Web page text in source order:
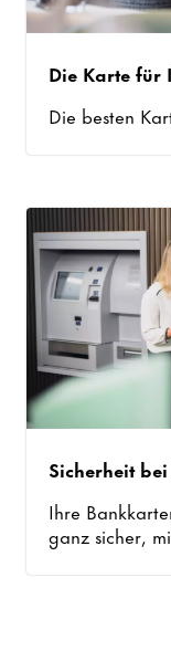
Die Karte für
Die besten
Sicherheit
Ihre
ganz sicher,